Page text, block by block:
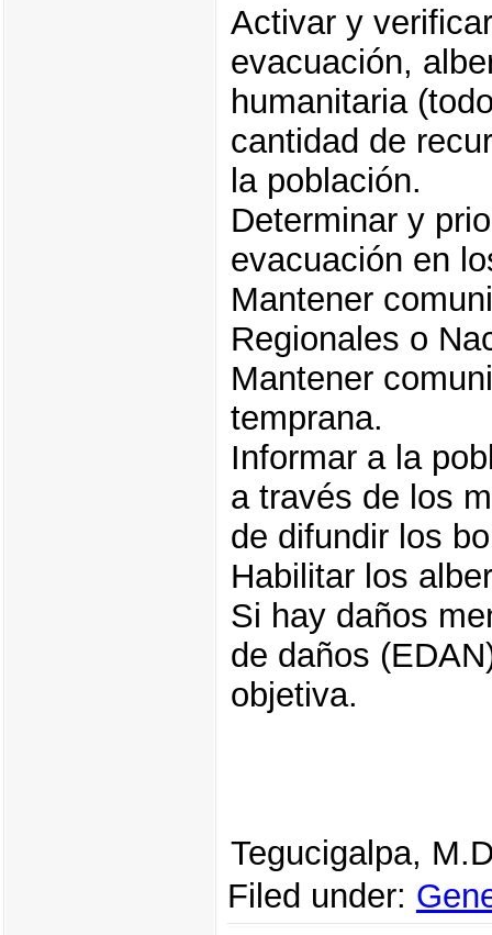
Activar y
evacuación,
humanitaria
cantidad de
la población.
Determinar y
evacuación en
Mantener
Regionales o
Mantener
temprana.
Informar a la
a través de los
de difundir los
Habilitar los
Si hay daños
de daños
objetiva.
Tegucigalpa,
Filed under: